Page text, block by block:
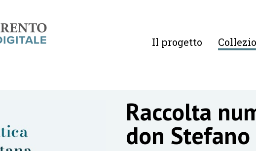
Il progetto
Raccolta
don